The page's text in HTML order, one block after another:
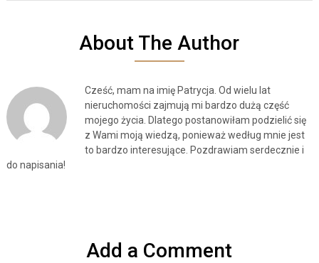
About The Author
Cześć, mam na imię Patrycja. Od wielu lat
nieruchomości zajmują mi bardzo dużą część
mojego życia. Dlatego postanowiłam podzielić się
z Wami moją wiedzą, ponieważ według mnie jest
to bardzo interesujące. Pozdrawiam serdecznie i
do napisania!
Add a Comment